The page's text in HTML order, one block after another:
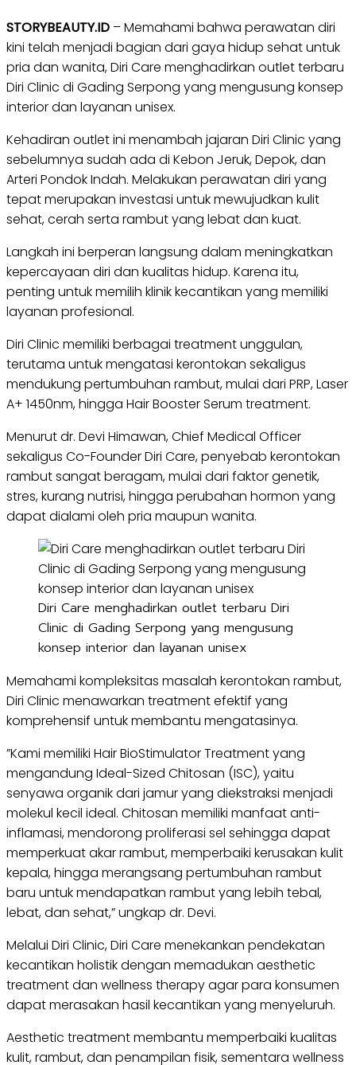
STORYBEAUTY.ID – Memahami bahwa perawatan diri
kini telah menjadi bagian dari gaya hidup sehat untuk
pria dan wanita, Diri Care menghadirkan outlet terbaru
Diri Clinic di Gading Serpong yang mengusung konsep
interior dan layanan unisex.
Kehadiran outlet ini menambah jajaran Diri Clinic yang
sebelumnya sudah ada di Kebon Jeruk, Depok, dan
Arteri Pondok Indah. Melakukan perawatan diri yang
tepat merupakan investasi untuk mewujudkan kulit
sehat, cerah serta rambut yang lebat dan kuat.
Langkah ini berperan langsung dalam meningkatkan
kepercayaan diri dan kualitas hidup. Karena itu,
penting untuk memilih klinik kecantikan yang memiliki
layanan profesional.
Diri Clinic memiliki berbagai treatment unggulan,
terutama untuk mengatasi kerontokan sekaligus
mendukung pertumbuhan rambut, mulai dari PRP, Laser
A+ 1450nm, hingga Hair Booster Serum treatment.
Menurut dr. Devi Himawan, Chief Medical Officer
sekaligus Co-Founder Diri Care, penyebab kerontokan
rambut sangat beragam, mulai dari faktor genetik,
stres, kurang nutrisi, hingga perubahan hormon yang
dapat dialami oleh pria maupun wanita.
Diri Care menghadirkan outlet terbaru Diri
Clinic di Gading Serpong yang mengusung
konsep interior dan layanan unisex
Memahami kompleksitas masalah kerontokan rambut,
Diri Clinic menawarkan treatment efektif yang
komprehensif untuk membantu mengatasinya.
”Kami memiliki Hair BioStimulator Treatment yang
mengandung Ideal-Sized Chitosan (ISC), yaitu
senyawa organik dari jamur yang diekstraksi menjadi
molekul kecil ideal. Chitosan memiliki manfaat anti-
inflamasi, mendorong proliferasi sel sehingga dapat
memperkuat akar rambut, memperbaiki kerusakan kulit
kepala, hingga merangsang pertumbuhan rambut
baru untuk mendapatkan rambut yang lebih tebal,
lebat, dan sehat,” ungkap dr. Devi.
Melalui Diri Clinic, Diri Care menekankan pendekatan
kecantikan holistik dengan memadukan aesthetic
treatment dan wellness therapy agar para konsumen
dapat merasakan hasil kecantikan yang menyeluruh.
Aesthetic treatment membantu memperbaiki kualitas
kulit, rambut, dan penampilan fisik, sementara wellness